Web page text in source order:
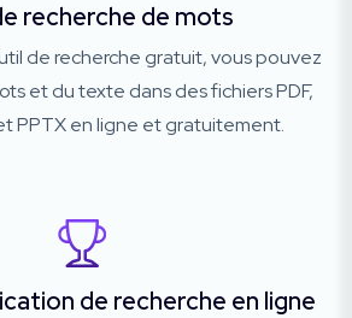
recherche de mots
de recherche gratuit, vous pouvez
et du texte dans des fichiers PDF,
PPTX en ligne et gratuitement.
de recherche en ligne